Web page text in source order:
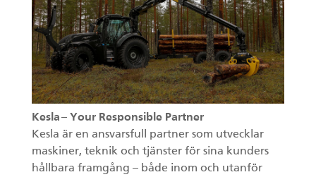
Kesla – Your Responsible Partner
Kesla är en ansvarsfull partner som utvecklar
maskiner, teknik och tjänster för sina kunders
hållbara framgång – både inom och utanför